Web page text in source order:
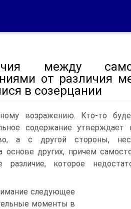
между
от различия
в созерцании
возражению. Кто-то
содержание утверждает
а с другой стороны,
основе других, причем
различие, которое
следующее
моменты в